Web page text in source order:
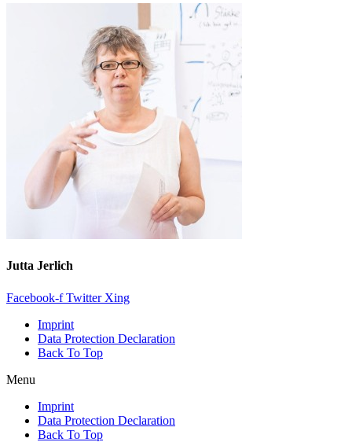
Jutta Jerlich
Facebook-f Twitter Xing
Imprint
Data Protection Declaration
Back To Top
Menu
Imprint
Data Protection Declaration
Back To Top